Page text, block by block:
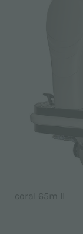
coral 65m II